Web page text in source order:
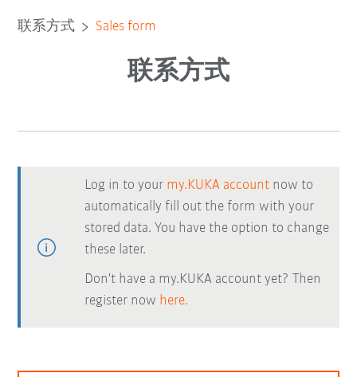
联系方式 Sales form
联系方式
Log in to your my.KUKA account now to
automatically fill out the form with your
stored data. You have the option to change
these later.
Don't have a my.KUKA account yet? Then
register now here.